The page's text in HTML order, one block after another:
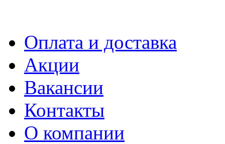
Оплата и доставка
Акции
Вакансии
Контакты
О компании